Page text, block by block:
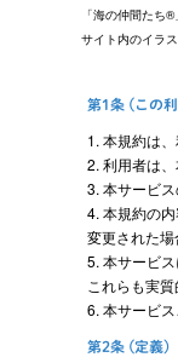
「海の仲間たち
サイト内のイラ
第1条 (この
1. 本規約は
2. 利用者は
3. 本サービ
4. 本規約の
変更された
5. 本サービ
これらも実
6. 本サービ
第2条 (定義)